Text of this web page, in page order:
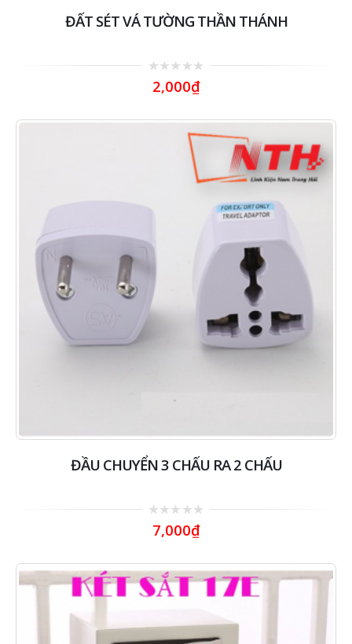
ĐẤT SÉT VÁ TƯỜNG THẦN THÁNH
out2,000₫
ĐẦU CHUYỂN 3 CHẤU RA 2 CHẤU
out7,000₫